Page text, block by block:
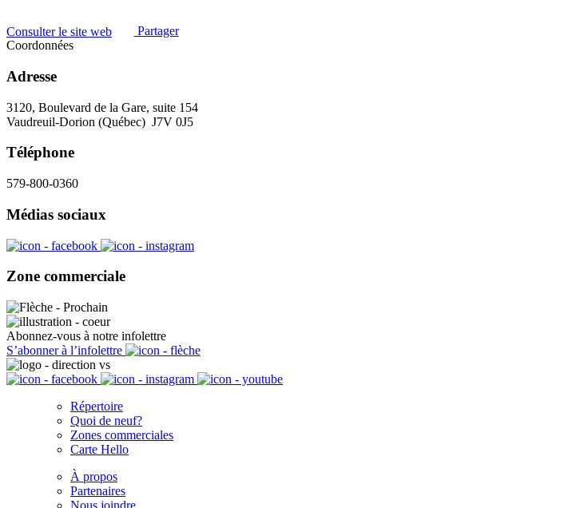
Consulter le site web
Partager
Coordonnées
Adresse
3120, Boulevard de la Gare, suite 154
Vaudreuil-Dorion (Québec) J7V 0J5
Téléphone
579-800-0360
Médias sociaux
Zone commerciale
Abonnez-vous à notre infolettre
S’abonner à l’infolettre
Répertoire
Quoi de neuf?
Zones commerciales
Carte Hello
À propos
Partenaires
Nous joindre